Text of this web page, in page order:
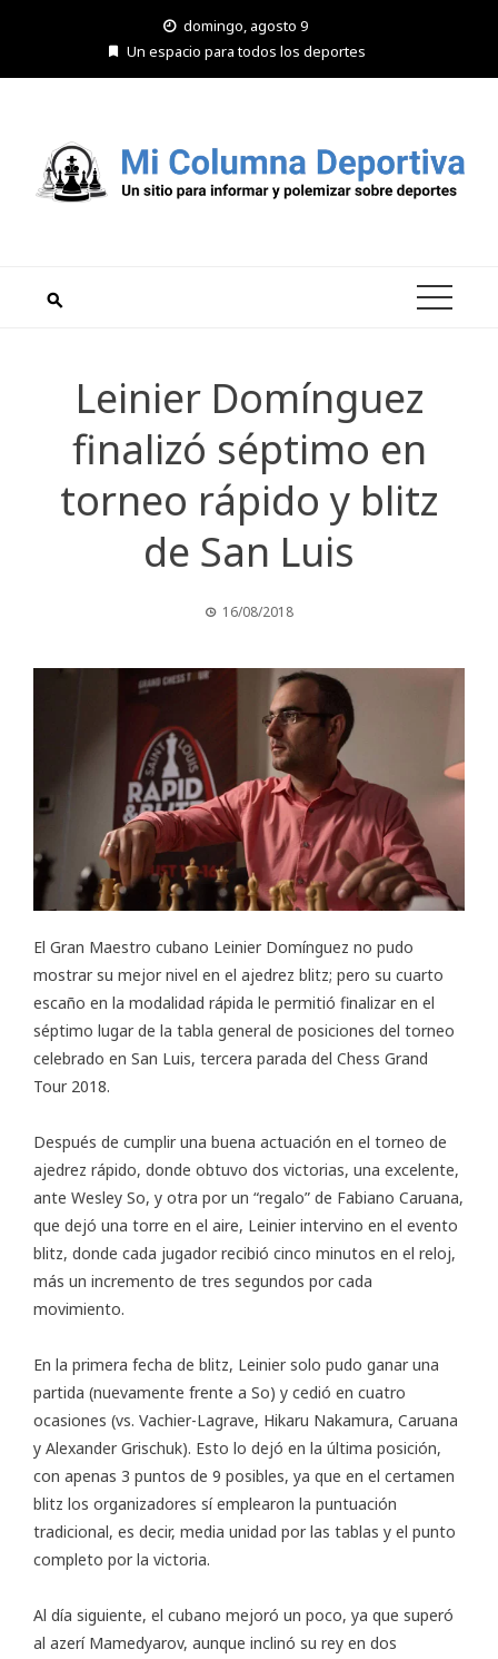
domingo, agosto 9
Un espacio para todos los deportes
Leinier Domínguez
finalizó séptimo en
torneo rápido y blitz
de San Luis
16/08/2018
El Gran Maestro cubano Leinier Domínguez no pudo
mostrar su mejor nivel en el ajedrez blitz; pero su cuarto
escaño en la modalidad rápida le permitió finalizar en el
séptimo lugar de la tabla general de posiciones del torneo
celebrado en San Luis, tercera parada del Chess Grand
Tour 2018.
Después de cumplir una buena actuación en el torneo de
ajedrez rápido, donde obtuvo dos victorias, una excelente,
ante Wesley So, y otra por un “regalo” de Fabiano Caruana,
que dejó una torre en el aire, Leinier intervino en el evento
blitz, donde cada jugador recibió cinco minutos en el reloj,
más un incremento de tres segundos por cada
movimiento.
En la primera fecha de blitz, Leinier solo pudo ganar una
partida (nuevamente frente a So) y cedió en cuatro
ocasiones (vs. Vachier-Lagrave, Hikaru Nakamura, Caruana
y Alexander Grischuk). Esto lo dejó en la última posición,
con apenas 3 puntos de 9 posibles, ya que en el certamen
blitz los organizadores sí emplearon la puntuación
tradicional, es decir, media unidad por las tablas y el punto
completo por la victoria.
Al día siguiente, el cubano mejoró un poco, ya que superó
al azerí Mamedyarov, aunque inclinó su rey en dos